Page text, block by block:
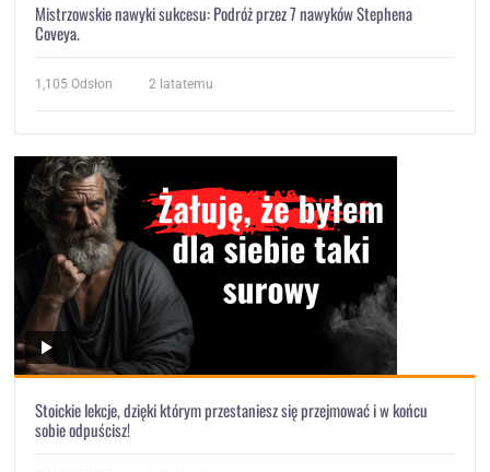
Mistrzowskie nawyki sukcesu: Podróż przez 7 nawyków Stephena
Coveya.
1,105 Odsłon 2 latatemu
Stoickie lekcje, dzięki którym przestaniesz się przejmować i w końcu
sobie odpuścisz!